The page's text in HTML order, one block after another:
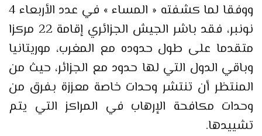
ووفقا لما كشفته « المساء » في عدد الأربعاء 4
نونبر، فقد باشر الجيش الجزائري إقامة 22 مركزا
متقدما على طول حدوده مع المغرب، موريتانيا
وباقي الدول التي لها حدود مع الجزائر، حيث من
المنتظر أن تنتشر وحدات خاصة معززة بفرق من
وحدات مكافحة الإرهاب في المراكز التي يتم
تشييدها.